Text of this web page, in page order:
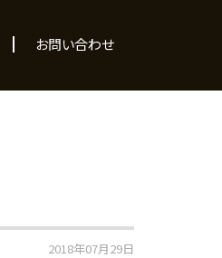
お問い合わせ
2018年07月29日